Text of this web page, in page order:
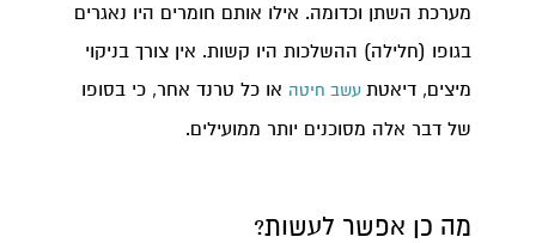
מערכת השתן וכדומה. אילו אותם חומרים היו נאגרים
בגופו (חלילה) ההשלכות היו קשות. אין צורך בניקוי
מיצים, דיאטתעשב חיטהאו כל טרנד אחר, כי בסופו
של דבר אלה מסוכנים יותר ממועילים.
מה כן אפשר לעשות?